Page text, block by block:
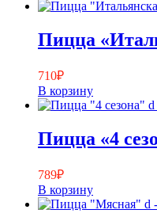
Пицца
710₽
В корзину
Пицца «4
789₽
В корзину